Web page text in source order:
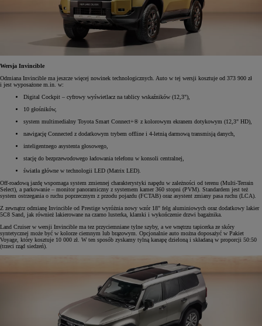
Wersja Invincible
Odmiana Invincible ma jeszcze więcej nowinek technologicznych. Auto w tej wersji kosztuje od 373 900 zł
i jest wyposażone m.in. w:
Digital Cockpit – cyfrowy wyświetlacz na tablicy wskaźników (12,3"),
10 głośników,
system multimedialny Toyota Smart Connect+® z kolorowym ekranem dotykowym (12,3" HD),
nawigację Connected z dodatkowym trybem offline i 4-letnią darmową transmisją danych,
inteligentnego asystenta głosowego,
stację do bezprzewodowego ładowania telefonu w konsoli centralnej,
światła główne w technologii LED (Matrix LED).
Off-roadową jazdę wspomaga system zmiennej charakterystyki napędu w zależności od terenu (Multi-Terrain
Select), a parkowanie – monitor panoramiczny z systemem kamer 360 stopni (PVM). Standardem jest też
system ostrzegania o ruchu poprzecznym z przodu pojazdu (FCTAB) oraz asystent zmiany pasa ruchu (LCA).
Z zewnątrz odmianę Invincible od Prestige wyróżnia nowy wzór 18" felg aluminiowych oraz dodatkowy lakier
5C8 Sand, jak również lakierowane na czarno lusterka, klamki i wykończenie drzwi bagażnika.
Land Cruiser w wersji Invincible ma tez przyciemniane tylne szyby, a we wnętrzu tapicerka ze skóry
syntetycznej może być w kolorze ciemnym lub brązowym. Opcjonalnie auto można doposażyć w Pakiet
Voyage, który kosztuje 10 000 zł. W ten sposób zyskamy tylną kanapę dzieloną i składaną w proporcji 50:50
(trzeci rząd siedzeń).